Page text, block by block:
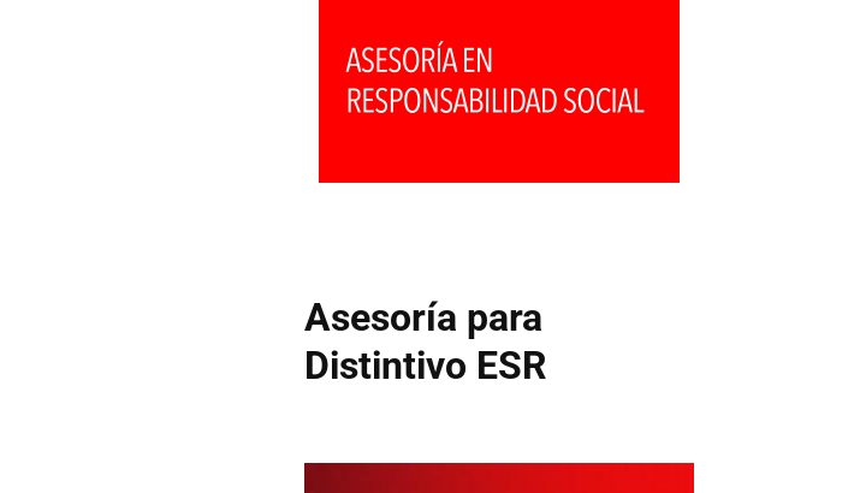
Asesoría para
Distintivo ESR